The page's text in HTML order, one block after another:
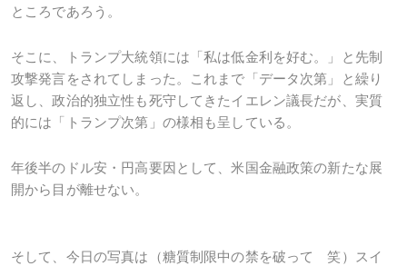
ところであろう。
そこに、トランプ大統領には「私は低金利を好む。」と先制
攻撃発言をされてしまった。これまで「データ次第」と繰り
返し、政治的独立性も死守してきたイエレン議長だが、実質
的には「トランプ次第」の様相も呈している。
年後半のドル安・円高要因として、米国金融政策の新たな展
開から目が離せない。
そして、今日の写真は（糖質制限中の禁を破って 笑）スイ